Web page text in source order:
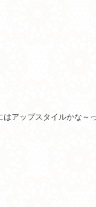
アップスタイルかな～